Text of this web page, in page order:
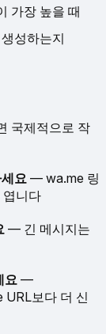
가장 높을 때
성하는지
국제적으로 작
요 — wa.me 링
니다
— 긴 메시지는
요 —
URL보다 더 신